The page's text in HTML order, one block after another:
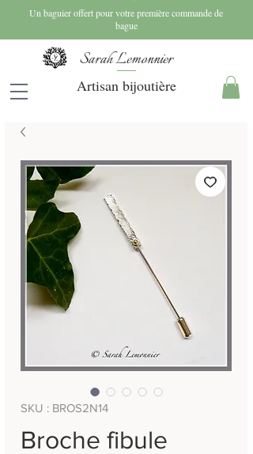
Un baguier offert pour votre première commande de
bague
Sarah Lemonnier
Artisan bijoutière
SKU : BROS2N14
Broche fibule